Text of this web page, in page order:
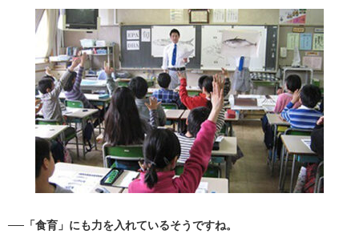
──「食育」にも力を入れているそうですね。